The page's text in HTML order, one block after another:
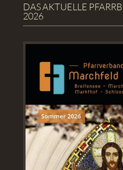
DAS AKTUELLE
2026